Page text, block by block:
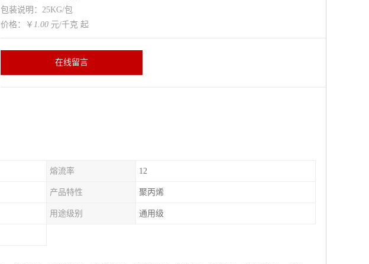
包装说明：25KG/包
价格：￥ 1.00 元/千克 起
在线留言
熔流率 12
产品特性 聚丙烯
用途级别 通用级